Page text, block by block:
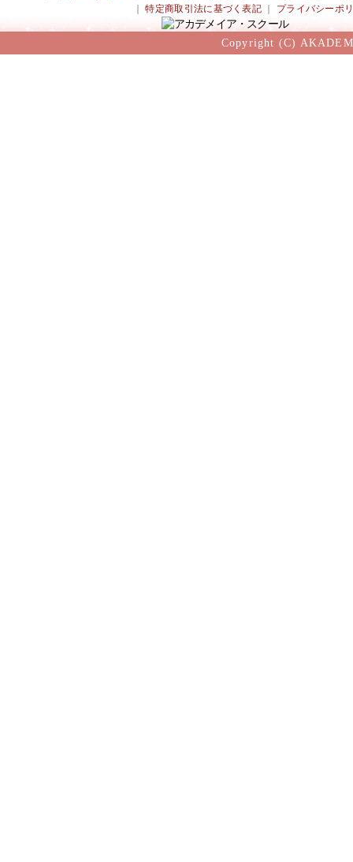
｜特定商取引法に基づく表記 プライバシーポ
Copyright (C)